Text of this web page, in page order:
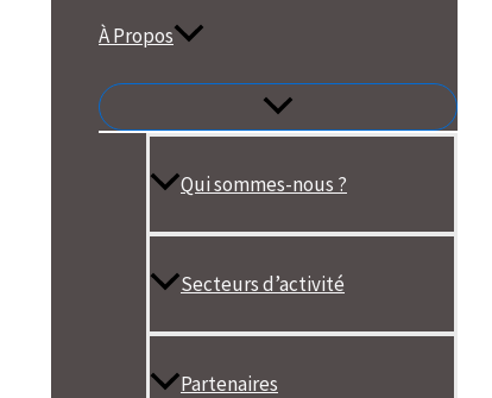
À Propos
Qui sommes-nous ?
Secteurs d’activité
Partenaires